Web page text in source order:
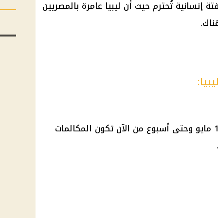
إنسانية تُحترم حيث أن ليبيا عامرة بالمصريين
بداية من اليوم الجمعة الموافق 16 مايو وحتى أسبوع من الآن تكون المكالمات